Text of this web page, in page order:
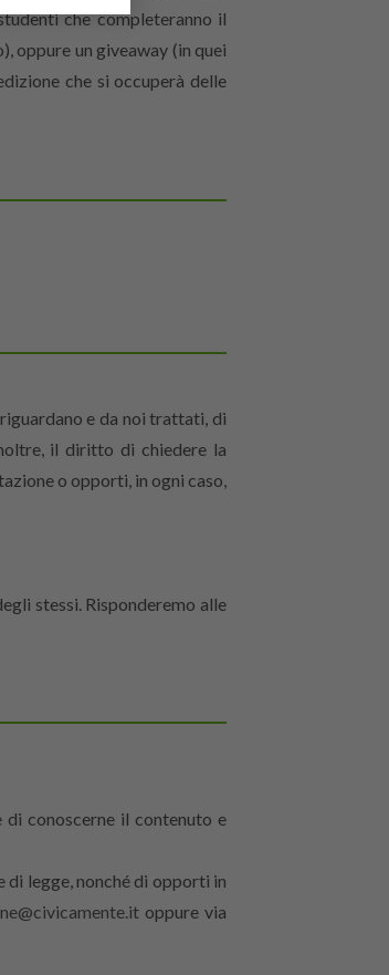
che completeranno il
oppure un giveaway (in quei
che si occuperà delle
e da noi trattati, di
il diritto di chiedere la
o opporti, in ogni caso,
stessi. Risponderemo alle
conoscerne il contenuto e
legge, nonché di opporti in
oppure via